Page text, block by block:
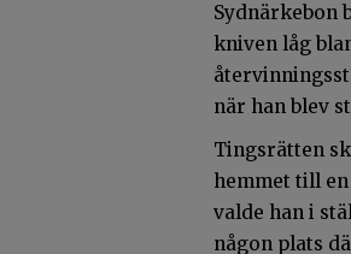
Sydnärkebon
kniven låg
när han blev
Tingsrätten
hemmet till
valde han i
någon plats